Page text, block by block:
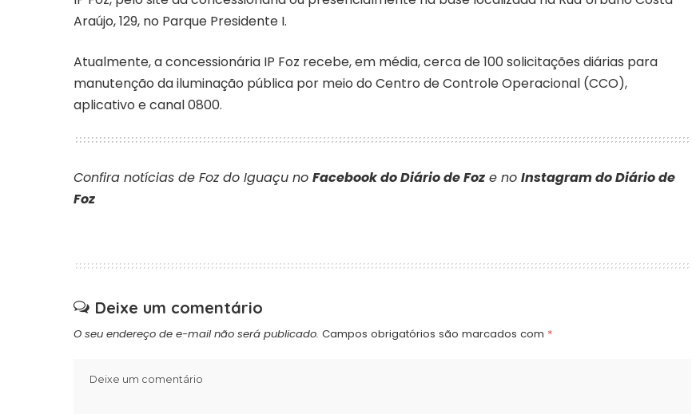
Araújo, 129, no Parque Presidente I.
Atualmente, a concessionária IP Foz recebe, em média, cerca de 100 solicitações diárias para
manutenção da iluminação pública por meio do Centro de Controle Operacional (CCO),
aplicativo e canal 0800.
Confira notícias de Foz do Iguaçu no Facebook do Diário de Foz e no Instagram do Diário de
Foz
Deixe um comentário
O seu endereço de e-mail não será publicado. Campos obrigatórios são marcados com *